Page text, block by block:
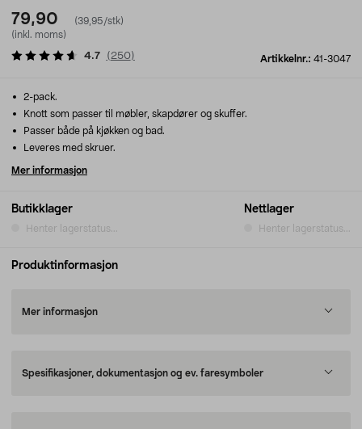
79,90
(39,95/stk)
(inkl. moms)
Artikkelnr.: 41-3047
4.7 ( 250)
Butikklager
Henter lagerstatus...
Nettlager
Henter lagerstatus...
2-pack.
Knott som passer til møbler, skapdører og skuffer.
Passer både på kjøkken og bad.
Leveres med skruer.
Mer informasjon
Produktinformasjon
Mer informasjon
Spesifikasjoner, dokumentasjon og ev. faresymboler